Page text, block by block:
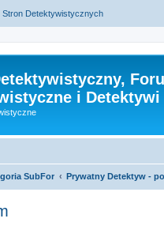
Stron Detektywistycznych
i Detektywi
SubFor Prywatny Detektyw -